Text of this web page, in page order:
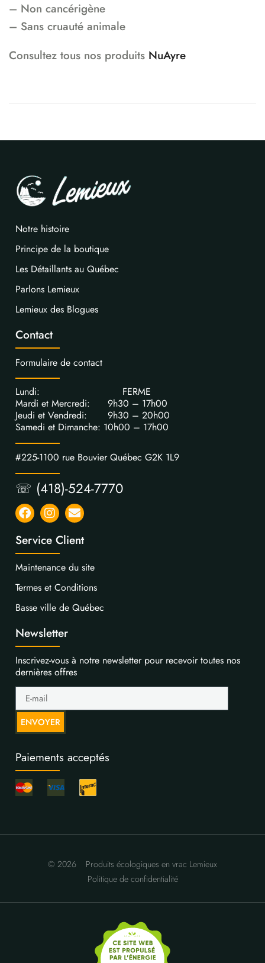
– Non cancérigène
– Sans cruauté animale
Consultez tous nos produits NuAyre
Notre histoire
Principe de la boutique
Les Détaillants au Québec
Parlons Lemieux
Lemieux des Blogues
Contact
Formulaire de contact
Lundi: FERME
Mardi et Mercredi: 9h30 – 17h00
Jeudi et Vendredi: 9h30 – 20h00
Samedi et Dimanche: 10h00 – 17h00
#225-1100 rue Bouvier Québec G2K 1L9
☏ (418)-524-7770
Service Client
Maintenance du site
Termes et Conditions
Basse ville de Québec
Newsletter
Inscrivez-vous à notre newsletter pour recevoir toutes nos
dernières offres
ENVOYER
Paiements acceptés
© 2026
Produits écologiques en vrac Lemieux
Politique de confidentialité